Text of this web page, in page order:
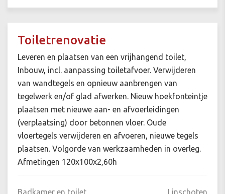
Toiletrenovatie
Leveren en plaatsen van een vrijhangend toilet,
Inbouw, incl. aanpassing toiletafvoer. Verwijderen
van wandtegels en opnieuw aanbrengen van
tegelwerk en/of glad afwerken. Nieuw hoekfonteintje
plaatsen met nieuwe aan- en afvoerleidingen
(verplaatsing) door betonnen vloer. Oude
vloertegels verwijderen en afvoeren, nieuwe tegels
plaatsen. Volgorde van werkzaamheden in overleg.
Afmetingen 120x100x2,60h
Badkamer en toilet Linschoten